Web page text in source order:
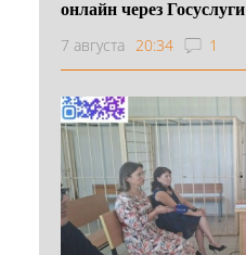
онлайн через Госуслуги
7 августа 20:34 1